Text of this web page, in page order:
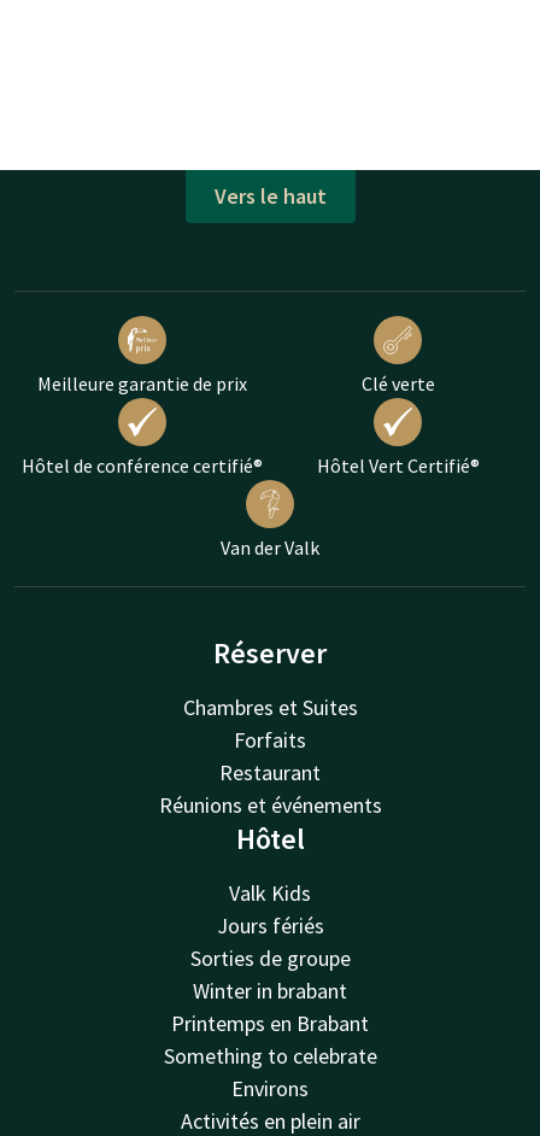
Vers le haut
Meilleure garantie de prix Clé verte
Hôtel de conférence certifié® Hôtel Vert Certifié®
Van der Valk
Réserver
Chambres et Suites
Forfaits
Restaurant
Réunions et événements
Hôtel
Valk Kids
Jours fériés
Sorties de groupe
Winter in brabant
Printemps en Brabant
Something to celebrate
Environs
Activités en plein air